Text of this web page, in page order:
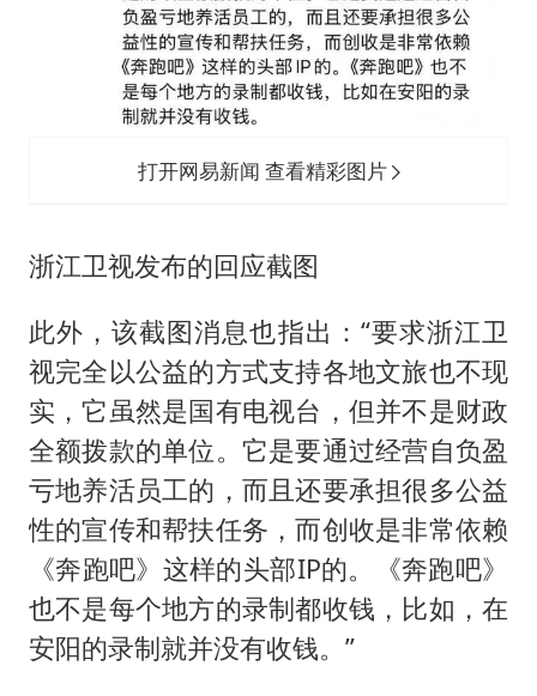
打开网易新闻 查看精彩图片
浙江卫视发布的回应截图
此外，该截图消息也指出：“要求浙江卫
视完全以公益的方式支持各地文旅也不现
实，它虽然是国有电视台，但并不是财政
全额拨款的单位。它是要通过经营自负盈
亏地养活员工的，而且还要承担很多公益
性的宣传和帮扶任务，而创收是非常依赖
《奔跑吧》这样的头部IP的。《奔跑吧》
也不是每个地方的录制都收钱，比如，在
安阳的录制就并没有收钱。”